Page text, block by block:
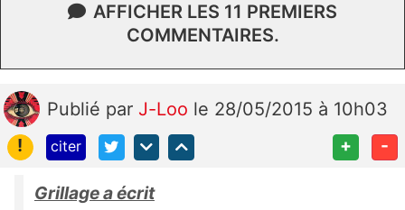
AFFICHER LES 11 PREMIERS
COMMENTAIRES.
Publié par J-Loo le 28/05/2015 à 10h03
!
citer + -
Grillage a écrit